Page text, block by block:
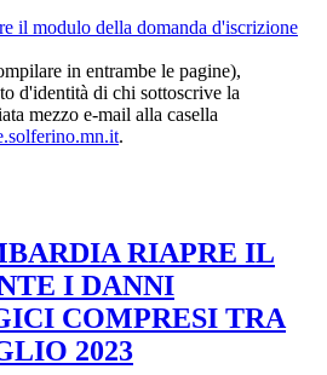
il modulo della domanda d'iscrizione
in entrambe le pagine),
d'identità di chi sottoscrive la
mezzo e-mail alla casella
.
RIAPRE IL
I DANNI
COMPRESI TRA
2023